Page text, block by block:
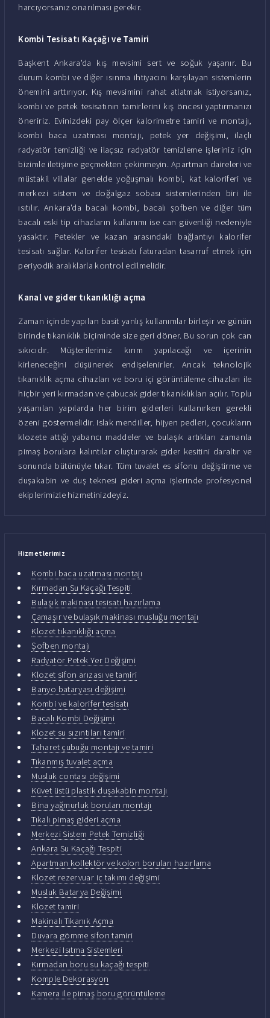
harcıyorsanız onarılması gerekir.
Kombi Tesisatı Kaçağı ve Tamiri
Başkent Ankara'da kış mevsimi sert ve soğuk yaşanır. Bu
durum kombi ve diğer ısınma ihtiyacını karşılayan sistemlerin
önemini arttırıyor. Kış mevsimini rahat atlatmak istiyorsanız,
kombi ve petek tesisatının tamirlerini kış öncesi yaptırmanızı
öneririz. Evinizdeki pay ölçer kalorimetre tamiri ve montajı,
kombi baca uzatması montajı, petek yer değişimi, ilaçlı
radyatör temizliği ve ilaçsız radyatör temizleme işleriniz için
bizimle iletişime geçmekten çekinmeyin. Apartman daireleri ve
müstakil villalar genelde yoğuşmalı kombi, kat kaloriferi ve
merkezi sistem ve doğalgaz sobası sistemlerinden biri ile
ısıtılır. Ankara'da bacalı kombi, bacalı şofben ve diğer tüm
bacalı eski tip cihazların kullanımı ise can güvenliği nedeniyle
yasaktır. Petekler ve kazan arasındaki bağlantıyı kalorifer
tesisatı sağlar. Kalorifer tesisatı faturadan tasarruf etmek için
periyodik aralıklarla kontrol edilmelidir.
Kanal ve gider tıkanıklığı açma
Zaman içinde yapılan basit yanlış kullanımlar birleşir ve günün
birinde tıkanıklık biçiminde size geri döner. Bu sorun çok can
sıkıcıdır. Müşterilerimiz kırım yapılacağı ve içerinin
kirleneceğini düşünerek endişelenirler. Ancak teknolojik
tıkanıklık açma cihazları ve boru içi görüntüleme cihazları ile
hiçbir yeri kırmadan ve çabucak gider tıkanıklıkları açılır. Toplu
yaşanılan yapılarda her birim giderleri kullanırken gerekli
özeni göstermelidir. Islak mendiller, hijyen pedleri, çocukların
klozete attığı yabancı maddeler ve bulaşık artıkları zamanla
pimaş borulara kalıntılar oluşturarak gider kesitini daraltır ve
sonunda bütünüyle tıkar. Tüm tuvalet es sifonu değiştirme ve
duşakabin ve duş teknesi gideri açma işlerinde profesyonel
ekiplerimizle hizmetinizdeyiz.
Hizmetlerimiz
Kombi baca uzatması montajı
Kırmadan Su Kaçağı Tespiti
Bulaşık makinası tesisatı hazırlama
Çamaşır ve bulaşık makinası musluğu montajı
Klozet tıkanıklığı açma
Şofben montajı
Radyatör Petek Yer Değişimi
Klozet sifon arızası ve tamiri
Banyo bataryası değişimi
Kombi ve kalorifer tesisatı
Bacalı Kombi Değişimi
Klozet su sızıntıları tamiri
Taharet çubuğu montajı ve tamiri
Tıkanmış tuvalet açma
Musluk contası değişimi
Küvet üstü plastik duşakabin montajı
Bina yağmurluk boruları montajı
Tıkalı pimaş gideri açma
Merkezi Sistem Petek Temizliği
Ankara Su Kaçağı Tespiti
Apartman kollektör ve kolon boruları hazırlama
Klozet rezervuar iç takımı değişimi
Musluk Batarya Değişimi
Klozet tamiri
Makinalı Tıkanık Açma
Duvara gömme sifon tamiri
Merkezi Isıtma Sistemleri
Kırmadan boru su kaçağı tespiti
Komple Dekorasyon
Kamera ile pimaş boru görüntüleme